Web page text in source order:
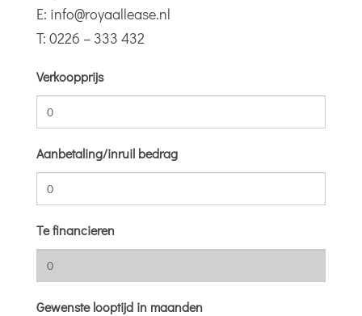
E: info@royaallease.nl
T: 0226 – 333 432
Verkoopprijs
Aanbetaling/inruil bedrag
Te financieren
Gewenste looptijd in maanden